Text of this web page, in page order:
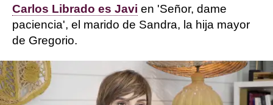
Carlos Librado es Javi en 'Señor, dame
paciencia', el marido de Sandra, la hija mayor
de Gregorio.
"Javi es muy sensible, ecologista convencido y
va a velar siempre por el bien del planeta",